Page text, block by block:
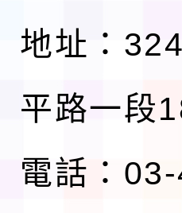
地址：
平路一段
電話：